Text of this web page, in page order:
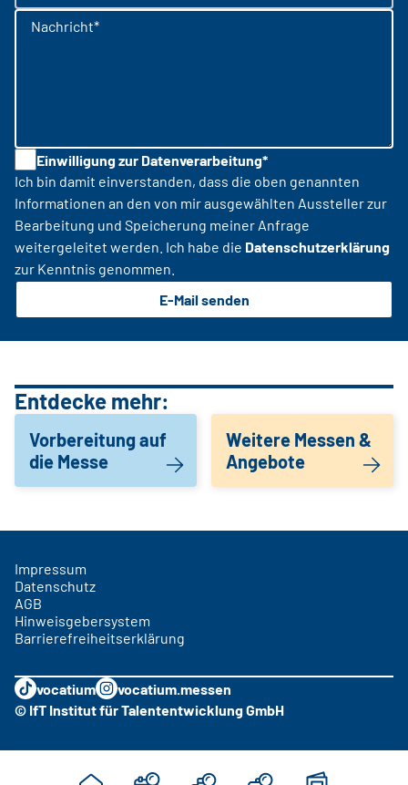
Nachricht*
Einwilligung zur Datenverarbeitung*
Ich bin damit einverstanden, dass die oben genannten
Informationen an den von mir ausgewählten Aussteller zur
Bearbeitung und Speicherung meiner Anfrage
weitergeleitet werden. Ich habe die Datenschutzerklärung
zur Kenntnis genommen.
E-Mail senden
Entdecke mehr:
Vorbereitung auf
die Messe
Weitere Messen &
Angebote
Impressum
Datenschutz
AGB
Hinweisgebersystem
Barrierefreiheitserklärung
vocatium
vocatium.messen
© IfT Institut für Talententwicklung GmbH